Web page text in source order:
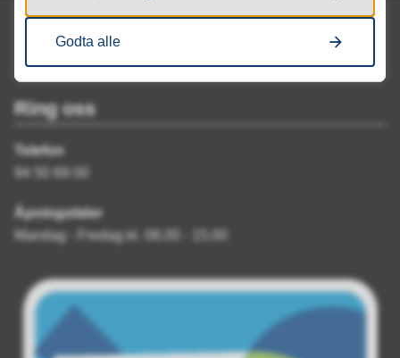
Ring oss
Telefon
94 50 69 00
Åpningstider
Mandag - Fredag kl. 08.00 - 15.00
Godta alle